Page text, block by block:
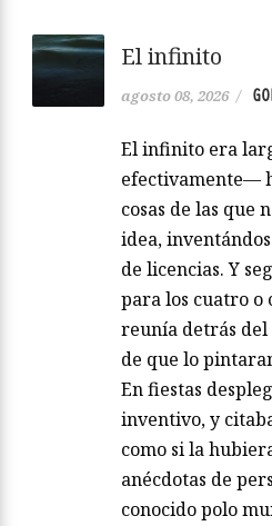
El infinito
agosto 08, 2026 /
El infinito era
efectivamente—
cosas de las que
idea,
de licencias. Y
para los cuatro o
reunía detrás del
de que lo
En fiestas
inventivo, y
como si la
anécdotas de
conocido polo